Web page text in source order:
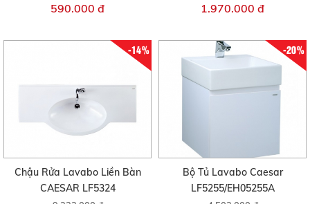
590.000 đ 1.970.000 đ
-14%
Chậu Rửa Lavabo Liền Bàn
CAESAR LF5324
-20%
Bộ Tủ Lavabo Caesar
LF5255/EH05255A